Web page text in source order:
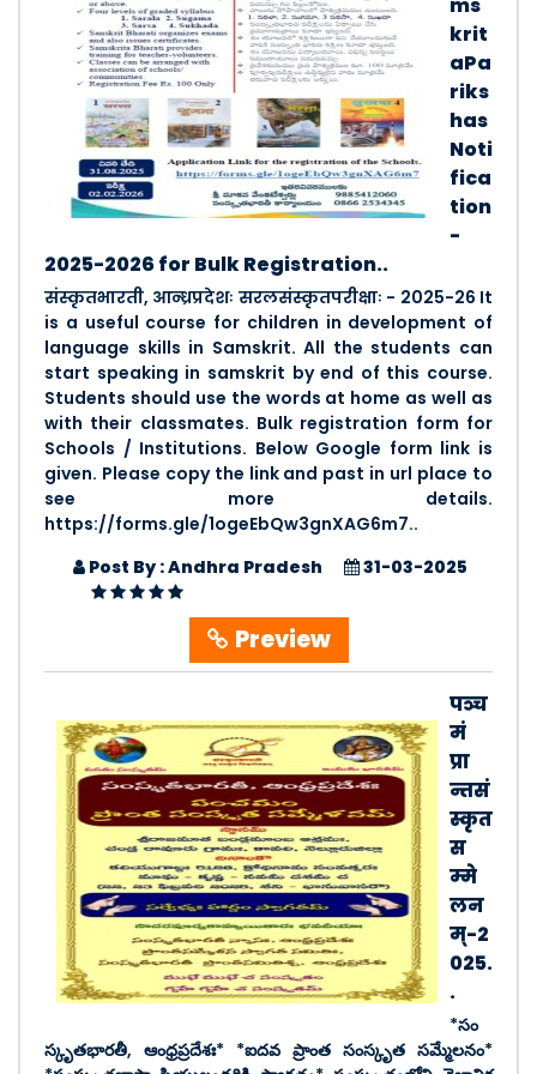
ms
krit
aPa
riks
has
Noti
fica
tion
-
2025-2026 for Bulk Registration..
संस्कृतभारती, आन्ध्रप्रदेशः सरलसंस्कृतपरीक्षाः - 2025-26 It
is a useful course for children in development of
language skills in Samskrit. All the students can
start speaking in samskrit by end of this course.
Students should use the words at home as well as
with their classmates. Bulk registration form for
Schools / Institutions. Below Google form link is
given. Please copy the link and past in url place to
see more details.
https://forms.gle/1ogeEbQw3gnXAG6m7..
Post By : Andhra Pradesh
31-03-2025
Preview
पञ्च
मं
प्रा
न्तसं
स्कृत
स
म्मे
लन
म्-2
025.
.
*సం
స్కృతభారతీ, ఆంధ్రప్రదేశః* *ఐదవ ప్రాంత సంస్కృత సమ్మేలనం*